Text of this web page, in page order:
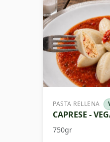
PASTA RELLENA
CAPRESE -
750gr